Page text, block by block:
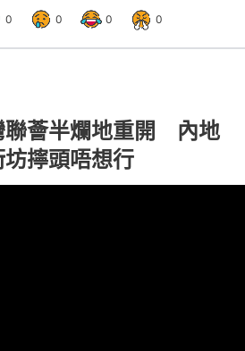
0 0 0 0
聯薈半爛地重開 內地
擰頭唔想行